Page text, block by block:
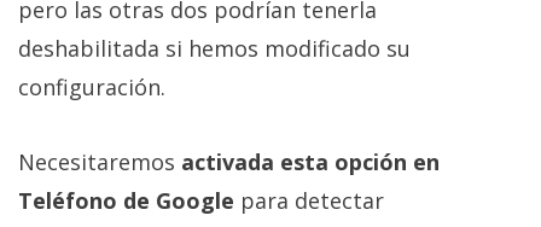
pero las otras dos podrían tenerla
deshabilitada si hemos modificado su
configuración.
Necesitaremos activada esta opción en
Teléfono de Google para detectar